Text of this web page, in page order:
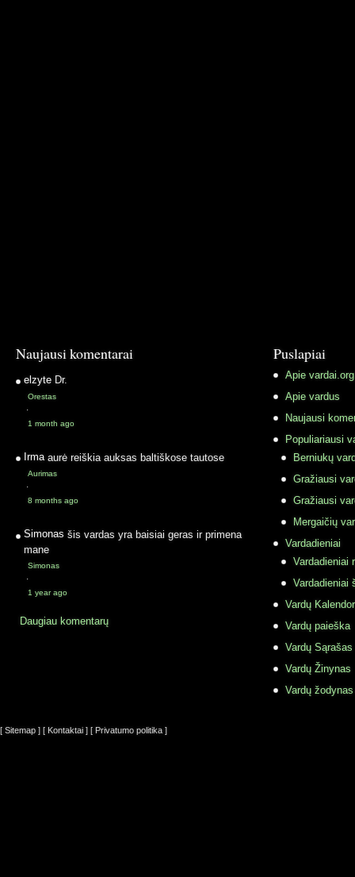
Naujausi komentarai
elzyte Dr.
Orestas
·
1 month ago
Irma aurė reiškia auksas baltiškose tautose
Aurimas
·
8 months ago
Simonas šis vardas yra baisiai geras ir primena
mane
Simonas
·
1 year ago
Daugiau komentarų
Puslapiai
Apie vardai.org
Apie vardus
Naujausi
Populiariausi
Berniukų
Gražiausi
Gražiausi
Mergaičių
Vardadieniai
Vardadieniai
Vardadieniai
Vardų
Vardų paieška
Vardų Sąrašas
Vardų Žinynas
Vardų
[ Sitemap ] [ Kontaktai ] [ Privatumo politika ]